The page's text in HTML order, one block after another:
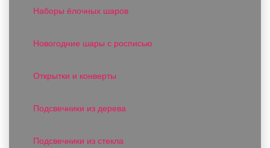
Наборы ёлочных шаров
Новогодние шары с росписью
Открытки и конверты
Подсвечники из дерева
Подсвечники из стекла